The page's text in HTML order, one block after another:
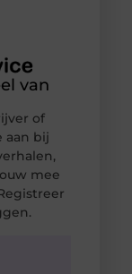
van
of
aan bij
mee